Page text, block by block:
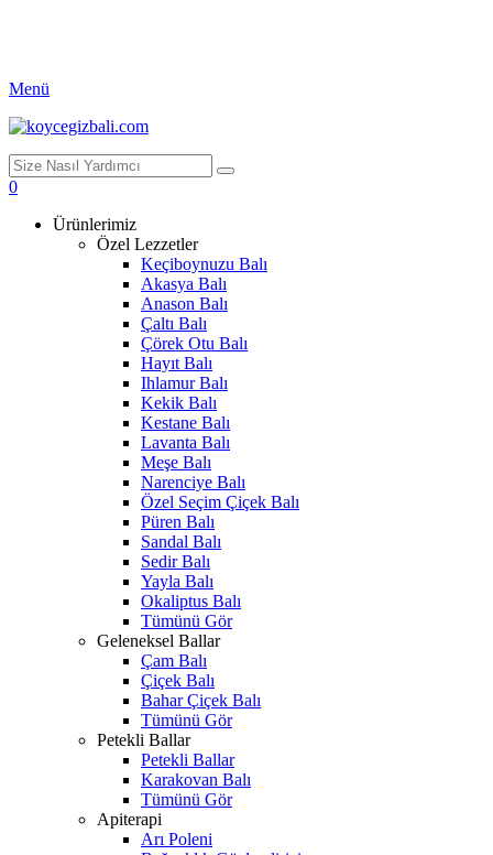
Menü
0
Ürünlerimiz
Özel Lezzetler
Keçiboynuzu Balı
Akasya Balı
Anason Balı
Çaltı Balı
Çörek Otu Balı
Hayıt Balı
Ihlamur Balı
Kekik Balı
Kestane Balı
Lavanta Balı
Meşe Balı
Narenciye Balı
Özel Seçim Çiçek Balı
Püren Balı
Sandal Balı
Sedir Balı
Yayla Balı
Okaliptus Balı
Tümünü Gör
Geleneksel Ballar
Çam Balı
Çiçek Balı
Bahar Çiçek Balı
Tümünü Gör
Petekli Ballar
Petekli Ballar
Karakovan Balı
Tümünü Gör
Apiterapi
Arı Poleni